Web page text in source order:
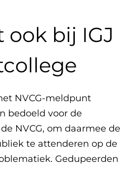
ook bij IGJ
NVCG-meldpunt
bedoeld voor de
NVCG, om daarmee de
te attenderen op de
Gedupeerden